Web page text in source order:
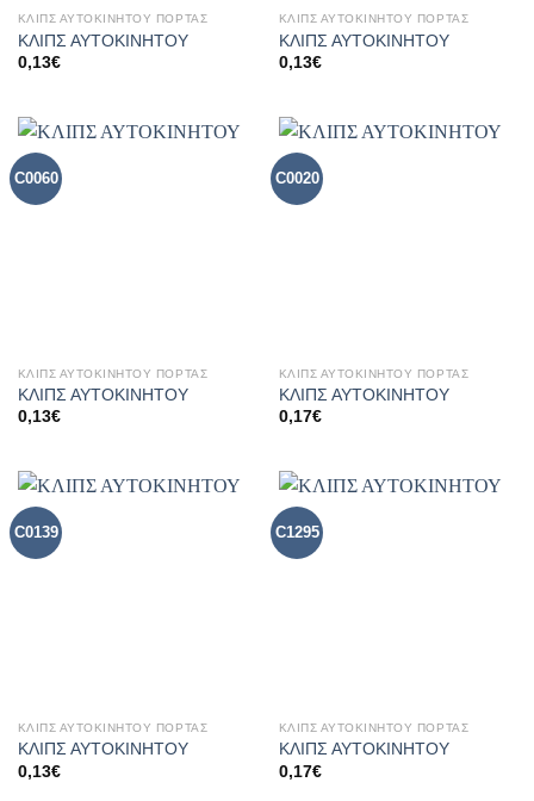
ΚΛΙΠΣ ΑΥΤΟΚΙΝΗΤΟΥ ΠΟΡΤΑΣ
ΚΛΙΠΣ ΑΥΤΟΚΙΝΗΤΟΥ
0,13€
ΚΛΙΠΣ ΑΥΤΟΚΙΝΗΤΟΥ ΠΟΡΤΑΣ
ΚΛΙΠΣ ΑΥΤΟΚΙΝΗΤΟΥ
0,13€
C0060
ΚΛΙΠΣ ΑΥΤΟΚΙΝΗΤΟΥ ΠΟΡΤΑΣ
ΚΛΙΠΣ ΑΥΤΟΚΙΝΗΤΟΥ
0,13€
C0020
ΚΛΙΠΣ ΑΥΤΟΚΙΝΗΤΟΥ ΠΟΡΤΑΣ
ΚΛΙΠΣ ΑΥΤΟΚΙΝΗΤΟΥ
0,17€
C0139
ΚΛΙΠΣ ΑΥΤΟΚΙΝΗΤΟΥ ΠΟΡΤΑΣ
ΚΛΙΠΣ ΑΥΤΟΚΙΝΗΤΟΥ
0,13€
C1295
ΚΛΙΠΣ ΑΥΤΟΚΙΝΗΤΟΥ ΠΟΡΤΑΣ
ΚΛΙΠΣ ΑΥΤΟΚΙΝΗΤΟΥ
0,17€